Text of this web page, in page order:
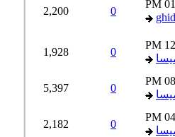
0
2,200
0
1,928
0
5,397
0
2,182